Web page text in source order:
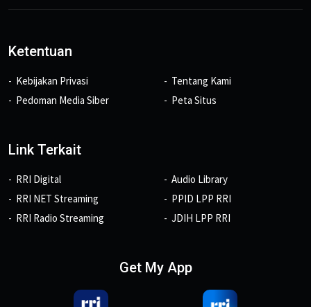
Ketentuan
Kebijakan Privasi
Pedoman Media Siber
Tentang Kami
Peta Situs
Link Terkait
RRI Digital
RRI NET Streaming
RRI Radio Streaming
Audio Library
PPID LPP RRI
JDIH LPP RRI
Get My App